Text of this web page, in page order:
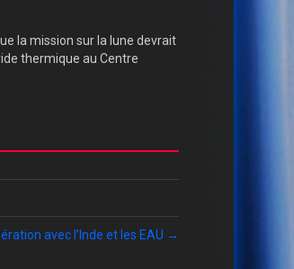
la mission sur la lune devrait
thermique au Centre
avec l’Inde et les EAU →